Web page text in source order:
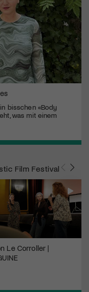
bisschen «Body
was mit einem
Film Festival
Le Corroller |